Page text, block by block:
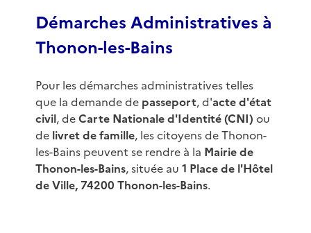
Démarches Administratives à
Thonon-les-Bains
Pour les démarches administratives telles
que la demande de passeport, d'acte d'état
civil, deCarte Nationale d'Identité (CNI) ou
de livret de famille, les citoyens de Thonon-
les-Bains peuvent se rendre à la Mairie de
Thonon-les-Bains, située au 1 Place de l'Hôtel
de Ville, 74200 Thonon-les-Bains.